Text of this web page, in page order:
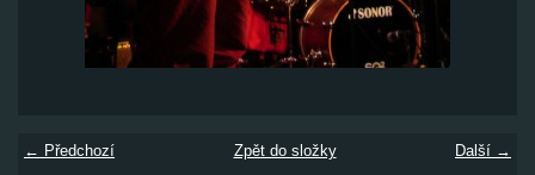
← Předchozí Další →
Zpět do složky